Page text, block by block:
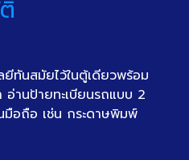
ยีทันสมัยไว้ในตู้เดียวพร้อม
านป้ายทะเบียนรถแบบ 2
มือถือ เช่น กระดาษพิมพ์